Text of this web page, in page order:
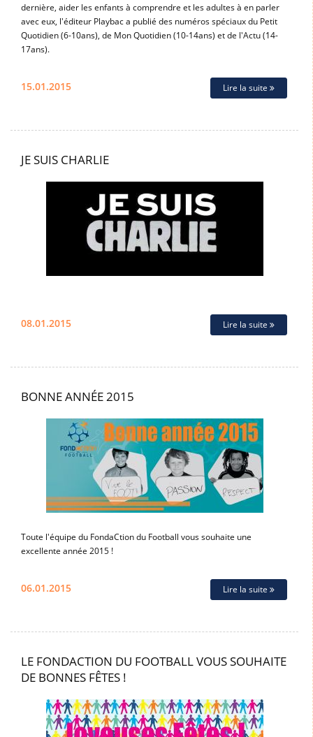
dernière, aider les enfants à comprendre et les adultes à en parler
avec eux, l'éditeur Playbac a publié des numéros spéciaux du Petit
Quotidien (6-10ans), de Mon Quotidien (10-14ans) et de l'Actu (14-
17ans).
15.01.2015 Lire la suite
JE SUIS CHARLIE
08.01.2015 Lire la suite
BONNE ANNÉE 2015
Toute l'équipe du FondaCtion du Football vous souhaite une
excellente année 2015 !
06.01.2015 Lire la suite
LE FONDACTION DU FOOTBALL VOUS SOUHAITE
DE BONNES FÊTES !